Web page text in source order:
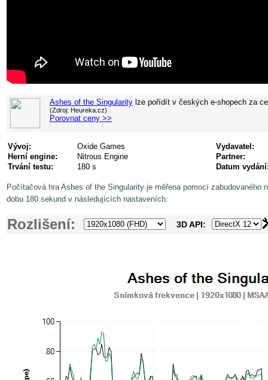
Ashes of the Singularity lze pořídít v českých e-shopech za
(Zdroj: Heureka.cz)
Porovnat ceny >>
Vývoj: Oxide Games
Vydavatel:
Herní engine:
Nitrous Engine
Partner:
Trvání testu:
180 s Datum
Počítačová hra Ashes of the Singularity je měřena pomocí
dobu 180 sekund v následujících nastaveních:
Rozlišení: 3D API: